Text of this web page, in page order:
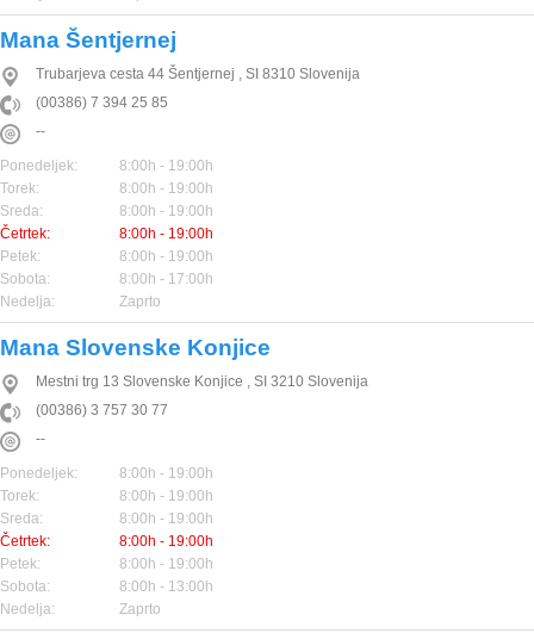
Mana Šentjernej
Trubarjeva cesta 44 Šentjernej , SI 8310 Slovenija
(00386) 7 394 25 85
--
Ponedeljek:
8:00h - 19:00h
Torek:
8:00h - 19:00h
Sreda:
8:00h - 19:00h
Četrtek:
8:00h - 19:00h
Petek:
8:00h - 19:00h
Sobota:
8:00h - 17:00h
Nedelja:
Zaprto
Mana Slovenske Konjice
Mestni trg 13 Slovenske Konjice , SI 3210 Slovenija
(00386) 3 757 30 77
--
Ponedeljek:
8:00h - 19:00h
Torek:
8:00h - 19:00h
Sreda:
8:00h - 19:00h
Četrtek:
8:00h - 19:00h
Petek:
8:00h - 19:00h
Sobota:
8:00h - 13:00h
Nedelja:
Zaprto